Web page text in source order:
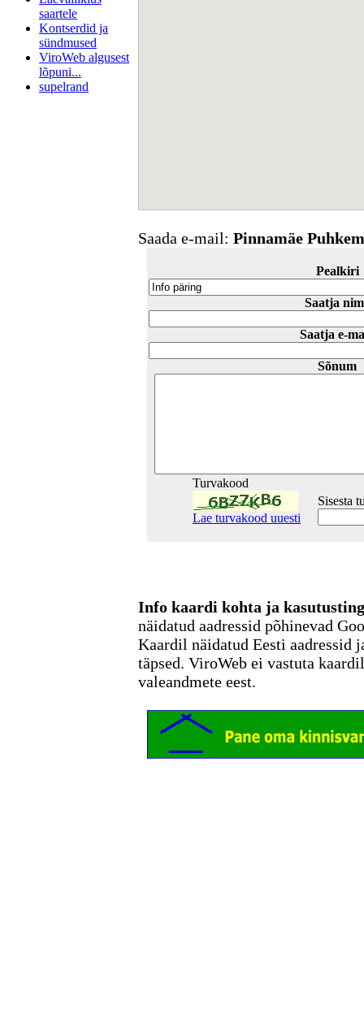
saartele
Kontserdid ja
sündmused
ViroWeb algusest
lõpuni...
supelrand
Saada e-mail: Pinnamäe
Pealkiri
Saatja
Saatja e-
Sõnum
Turvakood
Lae turvakood uuesti
Sisesta
Info kaardi kohta ja
näidatud aadressid põhinevad
Kaardil näidatud Eesti aadressid
täpsed. ViroWeb ei vastuta
valeandmete eest.